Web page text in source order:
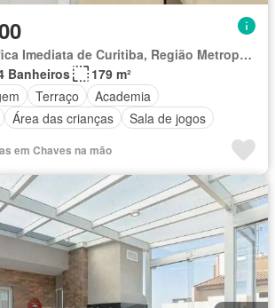
Região Geográfica Imediata de Curitiba, Região Metropolitana de Curitiba
Banheiros
179 m²
Terraço
Academia
Área das crianças Sala de jogos
em Chaves na mão